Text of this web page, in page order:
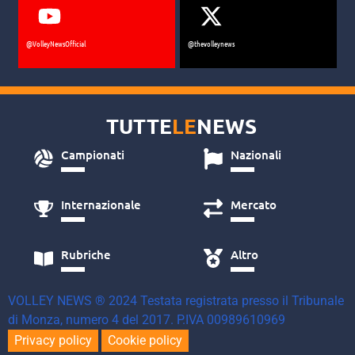
@VolleyNewsOfficial @thevolleynews
TUTTELENEWS
Campionati Nazionali
Internazionale Mercato
Rubriche Altro
VOLLEY NEWS ® 2024 Testata registrata presso il Tribunale
di Monza, numero 4 del 2017. P.IVA 00989610969
Privacy policy
Cookie policy